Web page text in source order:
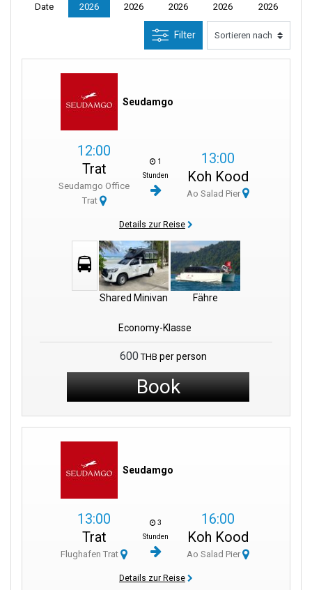
Date
2026
2026
2026
2026
2026
Filter
Seudamgo
12:00
Trat
Seudamgo Office
Trat
1
Stunden
13:00
Koh Kood
Ao Salad Pier
Details zur Reise
Shared Minivan Fähre
Economy-Klasse
600 THB per person
Book
Seudamgo
13:00
Trat
Flughafen Trat
3
Stunden
16:00
Koh Kood
Ao Salad Pier
Details zur Reise